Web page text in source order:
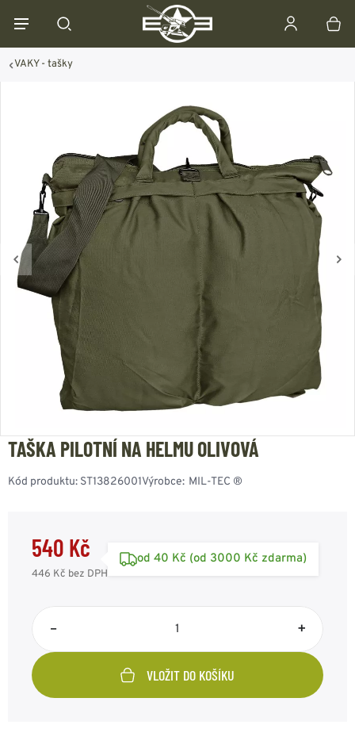
VAKY - tašky
TAŠKA PILOTNÍ NA HELMU OLIVOVÁ
Kód produktu: ST13826001Výrobce: MIL-TEC ®
540 Kč
446 Kč bez DPH
od 40 Kč (od 3000 Kč zdarma)
– +
VLOŽIT DO KOŠÍKU